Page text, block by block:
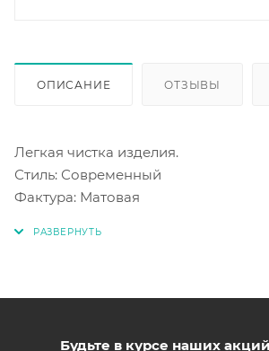
ОПИСАНИЕ ОТЗЫВЫ
Легкая чистка изделия.
Стиль: Современный
Фактура: Матовая
Будьте в курсе наших